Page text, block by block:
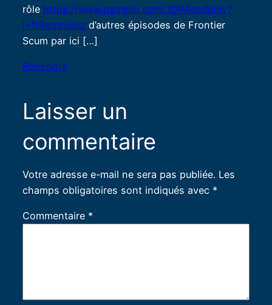
rôle https://www.patreon.com/JDRAcademy?
l=frRetrouvez d’autres épisodes de Frontier
Scum par ici […]
Répondre
Laisser un
commentaire
Votre adresse e-mail ne sera pas publiée. Les
champs obligatoires sont indiqués avec *
Commentaire *